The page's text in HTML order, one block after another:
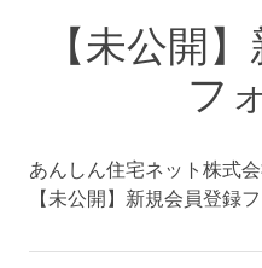
【未公開
フ
あんしん住宅ネット株式
【未公開】新規会員登録